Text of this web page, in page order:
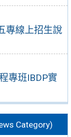
專線上招生說
專班IBDP實
Category)